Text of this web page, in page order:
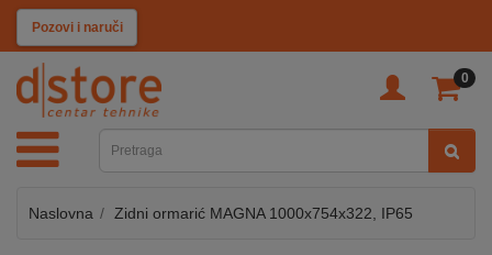
Pozovi i naruči
0
KATEGORIJE
TV
SAT
MOBILNI
Naslovna Zidni ormarić MAGNA 1000x754x322, IP65